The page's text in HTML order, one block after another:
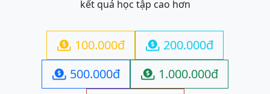
kết quả học tập cao hơn
 100.000đ  200.000đ
 500.000đ  1.000.000đ